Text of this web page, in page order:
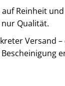
Reinheit
Qualität.
Versand
Diesel Menge